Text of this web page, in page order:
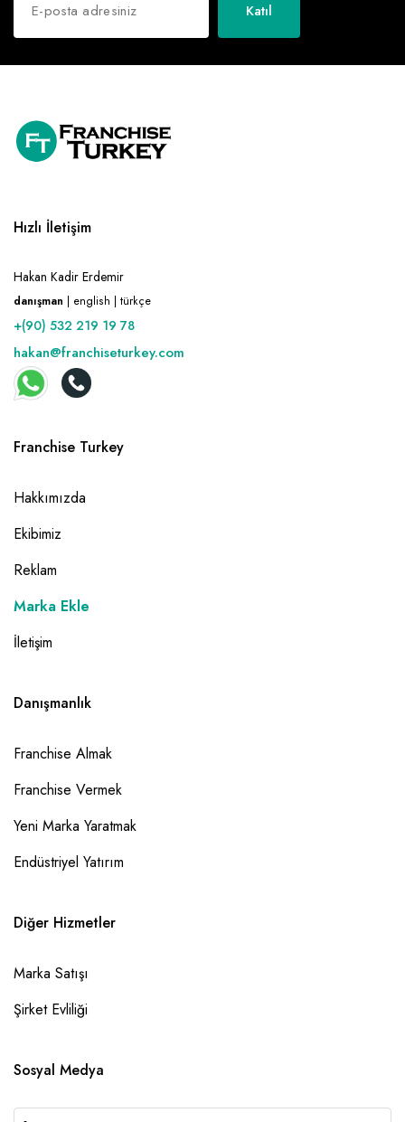
Katıl
Hızlı İletişim
Hakan Kadir Erdemir
danışman | english | türkçe
+(90) 532 219 19 78
hakan@franchiseturkey.com
Franchise Turkey
Hakkımızda
Ekibimiz
Reklam
Marka Ekle
İletişim
Danışmanlık
Franchise Almak
Franchise Vermek
Yeni Marka Yaratmak
Endüstriyel Yatırım
Diğer Hizmetler
Marka Satışı
Şirket Evliliği
Sosyal Medya